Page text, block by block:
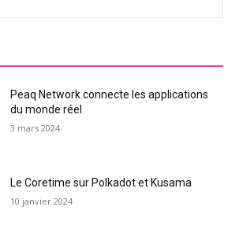
Peaq Network connecte les applications
du monde réel
3 mars 2024
Le Coretime sur Polkadot et Kusama
10 janvier 2024